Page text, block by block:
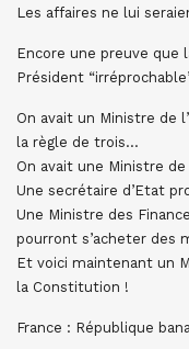
Les affaires ne lui
Encore une preuve que
Président
On avait un Ministre de
la règle de trois…
On avait une Ministre
Une secrétaire d’Etat
Une Ministre des
pourront s’acheter des
Et voici maintenant un
la Constitution !
France : République